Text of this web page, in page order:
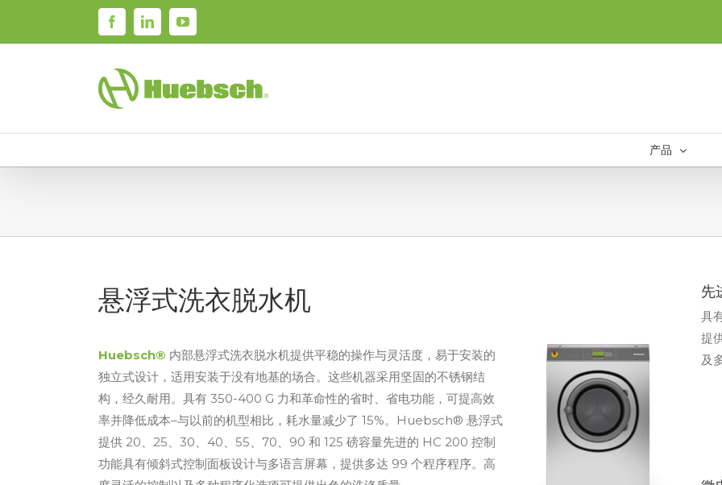
FacebookLinkedInYouTube
产品
悬浮式洗衣脱水机
Huebsch® 内部悬浮式洗衣脱水机提供平稳的操作与灵活度，易于安装的
独立式设计，适用安装于没有地基的场合。这些机器采用坚固的不锈钢结
构，经久耐用。具有 350-400 G 力和革命性的省时、省电功能，可提高效
率并降低成本–与以前的机型相比，耗水量减少了 15%。Huebsch® 悬浮式
提供 20、25、30、40、55、70、90 和 125 磅容量先进的 HC 200 控制
功能具有倾斜式控制面板设计与多语言屏幕，提供多达 99 个程序程序。高
先
具
提
及